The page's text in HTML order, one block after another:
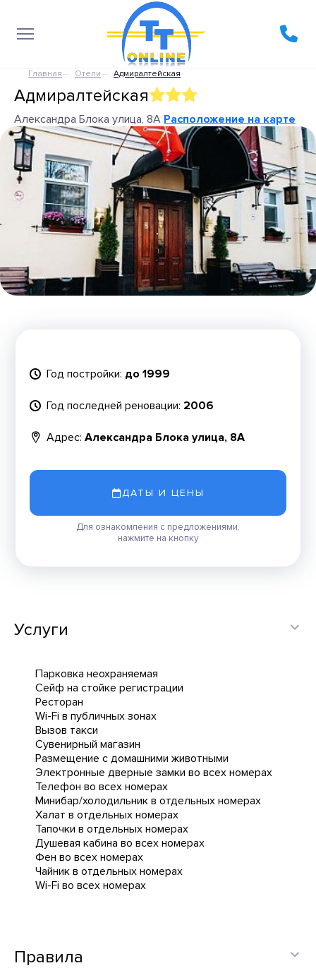
Главная Отели Адмиралтейская
Адмиралтейская
Александра Блока улица, 8А Расположение на карте
Год постройки: до 1999
Год последней реновации: 2006
Адрес: Александра Блока улица, 8А
ДАТЫ И ЦЕНЫ
Для ознакомления с предложениями,
нажмите на кнопку
Услуги
Парковка неохраняемая
Сейф на стойке регистрации
Ресторан
Wi-Fi в публичных зонах
Вызов такси
Сувенирный магазин
Размещение с домашними животными
Электронные дверные замки во всех номерах
Телефон во всех номерах
Минибар/холодильник в отдельных номерах
Халат в отдельных номерах
Тапочки в отдельных номерах
Душевая кабина во всех номерах
Фен во всех номерах
Чайник в отдельных номерах
Wi-Fi во всех номерах
Правила